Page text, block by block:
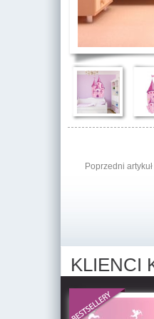
Poprzedni artykuł
KLIENCI